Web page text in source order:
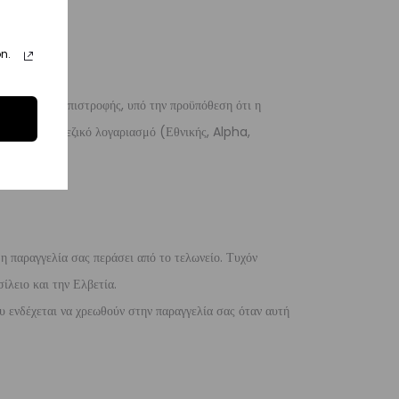
της επιστροφής, υπό την προϋπόθεση ότι η
ένα τραπεζικό λογαριασμό (Εθνικής, Alpha,
παραγγελία σας περάσει από το τελωνείο. Τυχόν
και την Ελβετία.
να χρεωθούν στην παραγγελία σας όταν αυτή